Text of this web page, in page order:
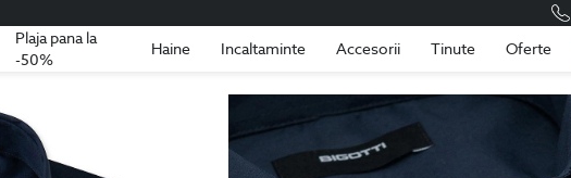
Plaja pana la
-50%
Haine Incaltaminte Accesorii Tinute Oferte
Romania